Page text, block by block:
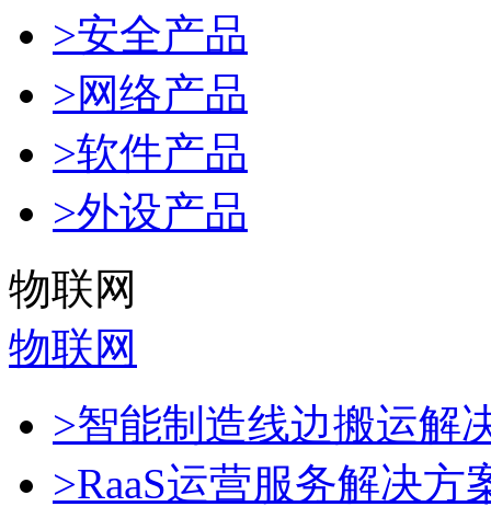
>安全产品
>网络产品
>软件产品
>外设产品
物联网
物联网
>智能制造线边搬运解
>RaaS运营服务解决方